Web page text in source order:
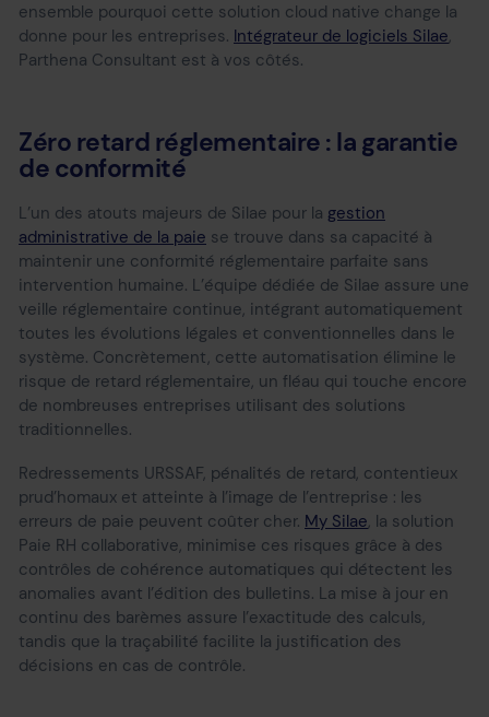
ensemble pourquoi cette solution cloud native change la
donne pour les entreprises. Intégrateur de logiciels Silae,
Parthena Consultant est à vos côtés.
Zéro retard réglementaire : la garantie
de conformité
L’un des atouts majeurs de Silae pour la gestion
administrative de la paie se trouve dans sa capacité à
maintenir une conformité réglementaire parfaite sans
intervention humaine. L’équipe dédiée de Silae assure une
veille réglementaire continue, intégrant automatiquement
toutes les évolutions légales et conventionnelles dans le
système. Concrètement, cette automatisation élimine le
risque de retard réglementaire, un fléau qui touche encore
de nombreuses entreprises utilisant des solutions
traditionnelles.
Redressements URSSAF, pénalités de retard, contentieux
prud’homaux et atteinte à l’image de l’entreprise : les
erreurs de paie peuvent coûter cher. My Silae, la solution
Paie RH collaborative, minimise ces risques grâce à des
contrôles de cohérence automatiques qui détectent les
anomalies avant l’édition des bulletins. La mise à jour en
continu des barèmes assure l’exactitude des calculs,
tandis que la traçabilité facilite la justification des
décisions en cas de contrôle.